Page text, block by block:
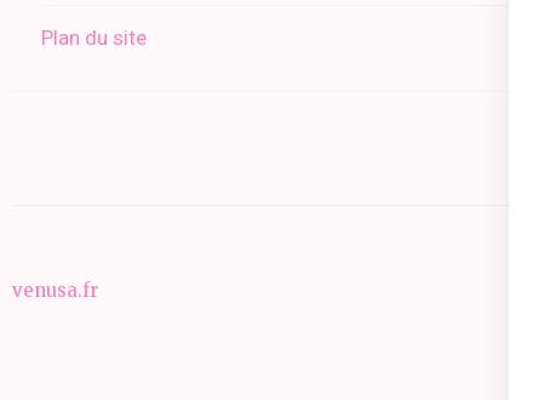
Plan du site
venusa.fr